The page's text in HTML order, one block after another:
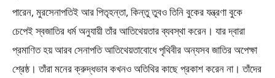
পারেন, মুরসেনাপতিই আর পিতৃহন্তা, কিন্তু তুবও তিনি বুকের যন্ত্রণা বুকে
চেপেই স্বজাতির ধর্ম অনুযায়ী তাঁর আতিথেয়তার ব্যবস্থা করেন। যার দ্বারা
প্রমাণিত হয় আরব সেনাপতি আতিথেয়তাবােধে পৃথিবীর অন্যসব জাতির অপেক্ষা
শ্রেষ্ঠ। তাঁরা মনের ক্রুদ্ধভাব কখনও অতিথির কাছে প্রকাশ করেন না। তাঁদের